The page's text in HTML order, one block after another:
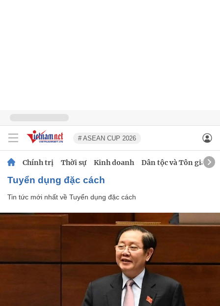
# ASEAN CUP 2026
Chính trị Thời sự Kinh doanh Dân tộc và Tôn giáo
Tuyển dụng đặc cách
Tin tức mới nhất về Tuyển dụng đặc cách